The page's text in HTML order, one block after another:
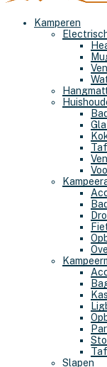
Kamperen
Slapen